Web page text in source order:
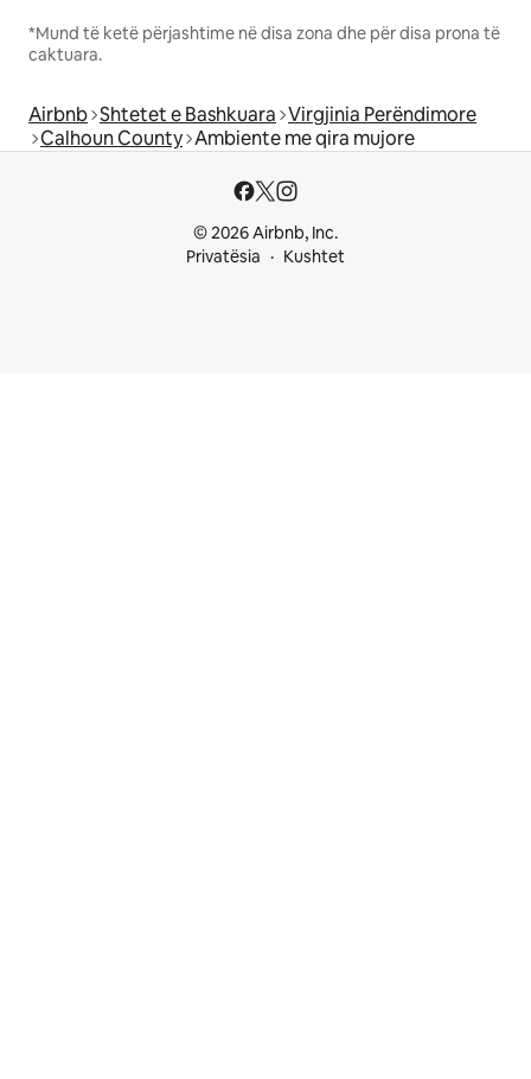
*Mund të ketë përjashtime në disa zona dhe për disa prona të
caktuara.
Airbnb Shtetet e Bashkuara Virgjinia Perëndimore
Calhoun County Ambiente me qira mujore
© 2026 Airbnb, Inc.
Privatësia
Kushtet